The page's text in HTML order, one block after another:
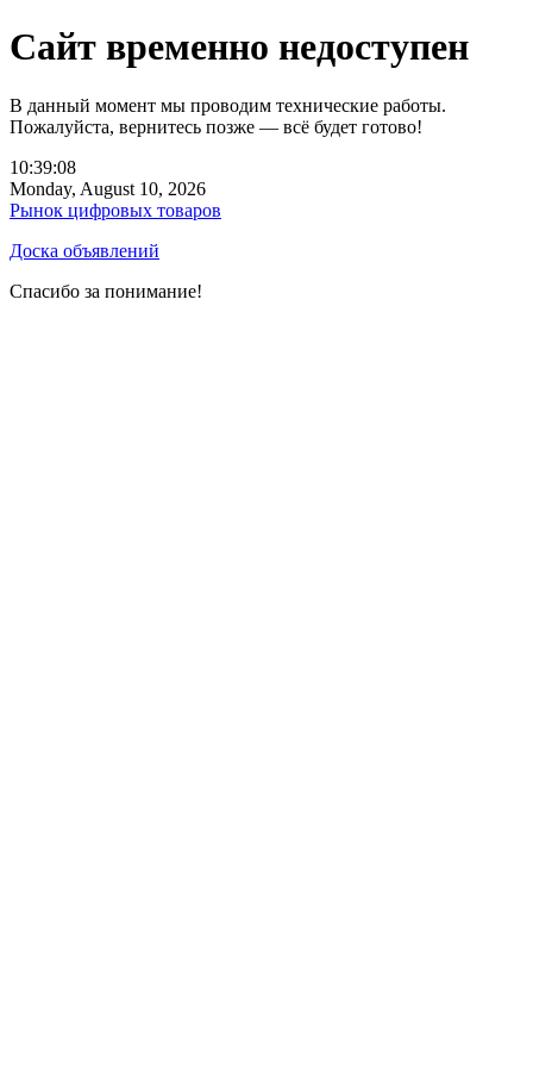
Сайт временно недоступен
В данный момент мы проводим технические работы.
Пожалуйста, вернитесь позже — всё будет готово!
10:39:08
Monday, August 10, 2026
Рынок цифровых товаров
Доска объявлений
Спасибо за понимание!